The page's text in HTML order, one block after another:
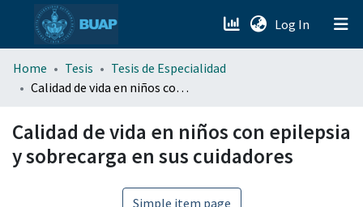
Log In (current)
menu.section.about_menu
Home Tesis
Tesis de Especialidad
Calidad de vida en niños con epilepsia y sobrecarga en sus cuidadores
Calidad de vida en niños con epilepsia
y sobrecarga en sus cuidadores
Simple item page